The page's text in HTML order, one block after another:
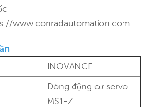
www.conradautomation.com
INOVANCE
Dòng động cơ servo
MS1-Z